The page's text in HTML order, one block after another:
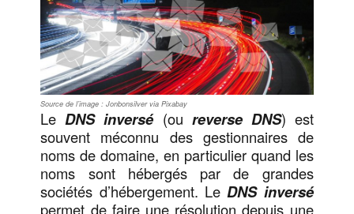
Source de l’image : Jonbonsilver via Pixabay
Le DNS inversé(ou reverse DNS) est
souvent méconnu des gestionnaires de
noms de domaine, en particulier quand les
noms sont hébergés par de grandes
sociétés d’hébergement. Le DNS inversé
permet de faire une résolution depuis une